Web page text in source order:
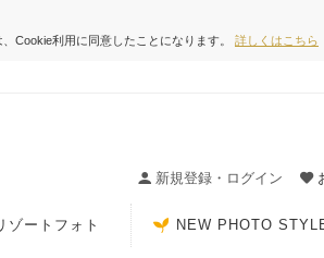
Cookie利用に同意したことになります。 詳しくはこちら
新規登録・ログイン
ゾートフォト NEW PHOTO